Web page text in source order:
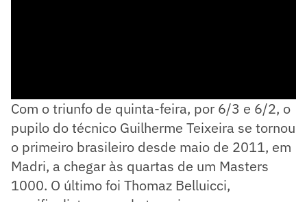
Com o triunfo de quinta-feira, por 6/3 e 6/2, o
pupilo do técnico Guilherme Teixeira se tornou
o primeiro brasileiro desde maio de 2011, em
Madri, a chegar às quartas de um Masters
1000. O último foi Thomaz Belluicci,